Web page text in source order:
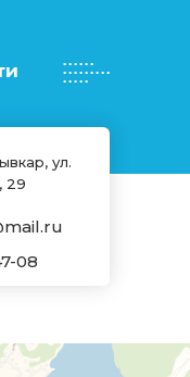
......
.........
.....
ул.
29
08